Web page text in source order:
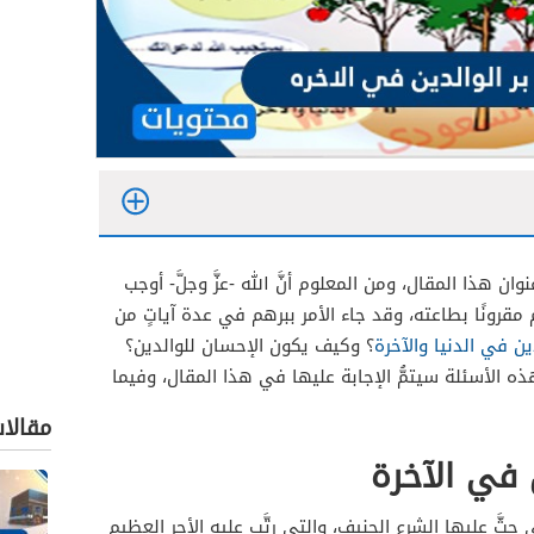
هذا المقال، ومن المعلوم أنَّ الله -عزَّ وجلَّ- أوجب
بطاعته، وقد جاء الأمر ببرهم في عدة آياتٍ من
في الدنيا والآخرة؟ وكيف يكون الإحسان للوالدين؟
الأسئلة سيتمُّ الإجابة عليها في هذا المقال، وفيما
في الآخرة
حثَّ عليها الشرع الحنيف، والتي رتَّب عليه الأجر العظيم